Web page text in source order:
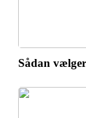
Sådan